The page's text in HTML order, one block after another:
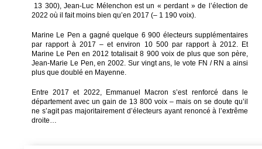
13 300), Jean-Luc Mélenchon est un « perdant » de l’élection de
2022 où il fait moins bien qu’en 2017 (– 1 190 voix).
Marine Le Pen a gagné quelque 6 900 électeurs supplémentaires
par rapport à 2017 – et environ 10 500 par rapport à 2012. Et
Marine Le Pen en 2012 totalisait 8 900 voix de plus que son père,
Jean-Marie Le Pen, en 2002. Sur vingt ans, le vote FN / RN a ainsi
plus que doublé en Mayenne.
Entre 2017 et 2022, Emmanuel Macron s’est renforcé dans le
département avec un gain de 13 800 voix – mais on se doute qu’il
ne s’agit pas majoritairement d’électeurs ayant renoncé à l’extrême
droite…